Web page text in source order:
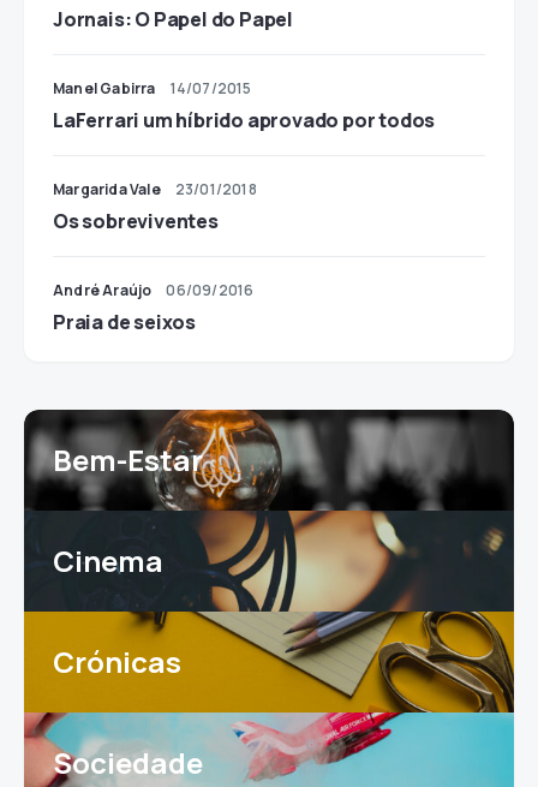
Jornais: O Papel do Papel
Manel Gabirra 14/07/2015
LaFerrari um híbrido aprovado por todos
Margarida Vale 23/01/2018
Os sobreviventes
André Araújo 06/09/2016
Praia de seixos
Bem-Estar
Cinema
Crónicas
Sociedade